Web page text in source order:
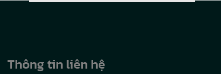
Thông tin liên hệ